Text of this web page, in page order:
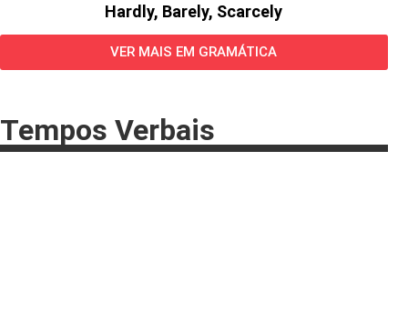
Hardly, Barely, Scarcely
VER MAIS EM GRAMÁTICA
Tempos Verbais